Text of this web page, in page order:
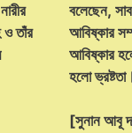
ও তাঁর
বলেছেন,
আবিষ্কার
আবিষ্কার
হলো
[সুনান আবূ